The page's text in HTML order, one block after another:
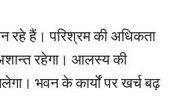
रहे हैं। परिश्रम की अधिकता
रहेगा। आलस्य की
भवन के कार्यों पर खर्च बढ़